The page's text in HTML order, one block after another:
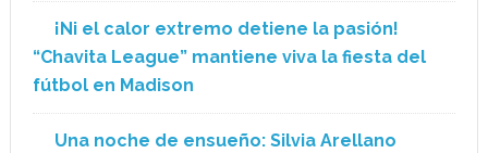
¡Ni el calor extremo detiene la pasión!
“Chavita League” mantiene viva la fiesta del
fútbol en Madison
Una noche de ensueño: Silvia Arellano